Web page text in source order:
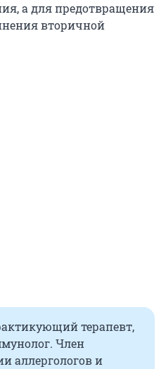
а для предотвращения
вторичной
терапевт,
Член
аллергологов и